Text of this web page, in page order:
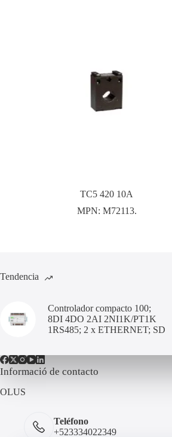
TC5 420 10A
MPN: M72113.
Tendencia
Controlador compacto 100;
8DI 4DO 2AI 2NI1K/PT1K
1RS485; 2 x ETHERNET; SD
Informació de contacto
OLUS
Teléfono
+523334022349